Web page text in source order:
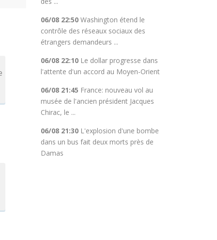
06/08 22:50Washington étend le
contrôle des réseaux sociaux des
étrangers demandeurs ...
06/08 22:10Le dollar progresse dans
l'attente d'un accord au Moyen-Orient
06/08 21:45 France: nouveau vol au
musée de l'ancien président Jacques
Chirac, le ...
06/08 21:30L'explosion d'une bombe
dans un bus fait deux morts près de
Damas